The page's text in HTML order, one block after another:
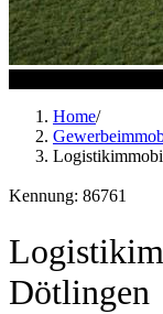
Home/
Kennung: 86761
Dötlingen